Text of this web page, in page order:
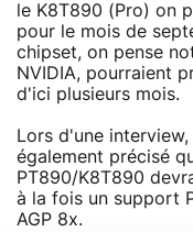
le K8T890 (Pro) on
pour le mois de
chipset, on pense
NVIDIA, pourraient
d'ici plusieurs mois.
Lors d'une
également précisé
PT890/K8T890
à la fois un support
AGP 8x.